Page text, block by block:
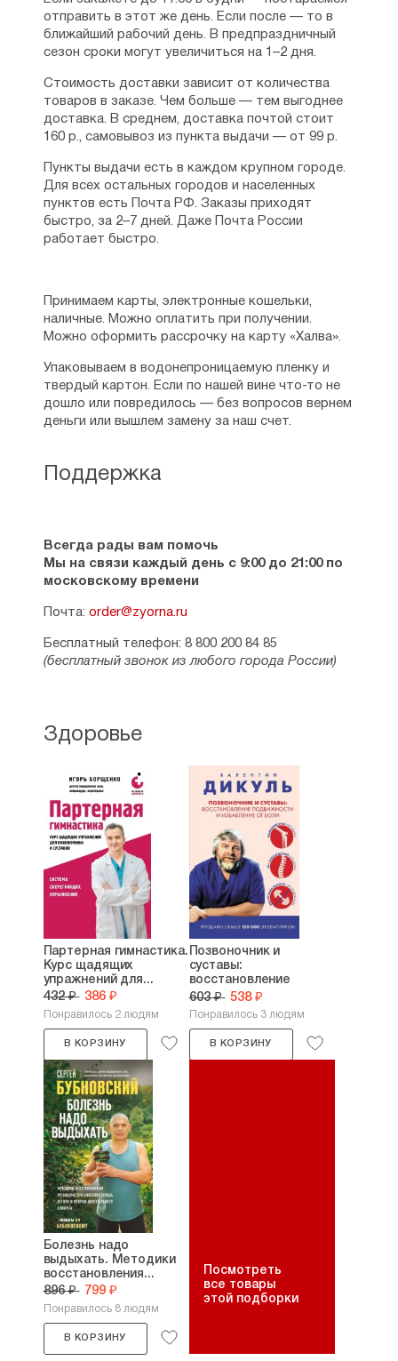
Центральная сенситизация
Путь к себе
Часть II
Глава 7. Мифы про тазовое дно
Глава 8. Выдыхайте
Глава 9. Обратный Кегель
Глава 10. Трогательная терапия
Глава 12. Общая релаксация
Глава 13. Рок-н-РОЛЛ и мячик в промежности
Глава 14. Движение в правильном направлении
Глава 15. Таблетки
Глава 16. УколИ мне не больно
Глава 19. Травка
Глава 20. Резать — к чертовой матери
Заключение
Список литературы
Об авторе
Алфавитный указатель
Поддержка
Всегда рады вам помочь
Мы на связи каждый день с 9:00 до 21:00 по
московскому времени
Почта: order@zyorna.ru
Бесплатный телефон: 8 800 200 84 85
(бесплатный звонок из любого города России)
отправить в этот же день. Если после — то в
ближайший рабочий день. В предпраздничный
сезон сроки могут увеличиться на 1–2 дня.
Стоимость доставки зависит от количества
товаров в заказе. Чем больше — тем выгоднее
доставка. В среднем, доставка почтой стоит
160 р., самовывоз из пункта выдачи — от 99 р.
Пункты выдачи есть в каждом крупном городе.
Для всех остальных городов и населенных
пунктов есть Почта РФ. Заказы приходят
быстро, за 2–7 дней. Даже Почта России
работает быстро.
Принимаем карты, электронные кошельки,
наличные. Можно оплатить при получении.
Можно оформить рассрочку на карту «Халва».
Упаковываем в водонепроницаемую пленку и
твердый картон. Если по нашей вине что-то не
дошло или повредилось — без вопросов вернем
деньги или вышлем замену за наш счет.
Здоровье
Партерная гимнастика.
Курс щадящих
упражнений для...
432 ₽ 386 ₽
Понравилось 2 людям
В КОРЗИНУ
Позвоночник и
суставы:
восстановление
подвижности и...
603 ₽ 538 ₽
Понравилось 3 людям
В КОРЗИНУ
Болезнь надо
выдыхать. Методики
восстановления...
896 ₽ 799 ₽
Понравилось 8 людям
В КОРЗИНУ
Посмотреть
все товары
этой подборки